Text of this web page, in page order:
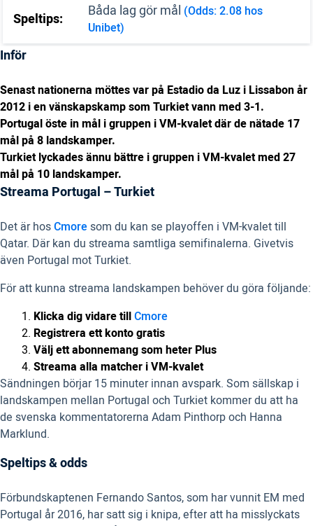
Speltips: Båda lag gör mål (Odds: 2.08 hos
Unibet)
Inför
Senast nationerna möttes var på Estadio da Luz i Lissabon år
2012 i en vänskapskamp som Turkiet vann med 3-1.
Portugal öste in mål i gruppen i VM-kvalet där de nätade 17
mål på 8 landskamper.
Turkiet lyckades ännu bättre i gruppen i VM-kvalet med 27
mål på 10 landskamper.
Streama Portugal – Turkiet
Det är hosCmoresom du kan se playoffen i VM-kvalet till
Qatar. Där kan du streama samtliga semifinalerna. Givetvis
även Portugal mot Turkiet.
För att kunna streama landskampen behöver du göra följande:
Klicka dig vidare tillCmore
Registrera ett konto gratis
Välj ett abonnemang som heter Plus
Streama alla matcher i VM-kvalet
Sändningen börjar 15 minuter innan avspark. Som sällskap i
landskampen mellan Portugal och Turkiet kommer du att ha
de svenska kommentatorerna Adam Pinthorp och Hanna
Marklund.
Speltips & odds
Förbundskaptenen Fernando Santos, som har vunnit EM med
Portugal år 2016, har satt sig i knipa, efter att ha misslyckats